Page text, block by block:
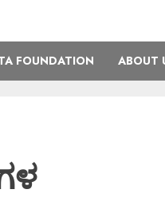
FOUNDATION ABOUT